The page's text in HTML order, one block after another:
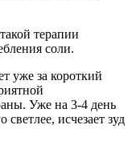
терапии
соли.
уже за короткий
Уже на 3-4 день
исчезает зуд